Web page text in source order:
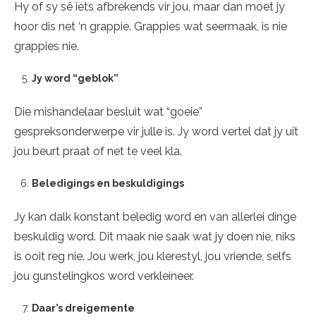
Hy of sy sê iets afbrekends vir jou, maar dan moet jy
hoor dis net ‘n grappie. Grappies wat seermaak, is nie
grappies nie.
Jy word “geblok”
Die mishandelaar besluit wat “goeie”
gespreksonderwerpe vir julle is. Jy word vertel dat jy uit
jou beurt praat of net te veel kla.
Beledigings en beskuldigings
Jy kan dalk konstant beledig word en van allerlei dinge
beskuldig word. Dit maak nie saak wat jy doen nie, niks
is ooit reg nie. Jou werk, jou klerestyl, jou vriende, selfs
jou gunstelingkos word verkleineer.
Daar’s dreigemente